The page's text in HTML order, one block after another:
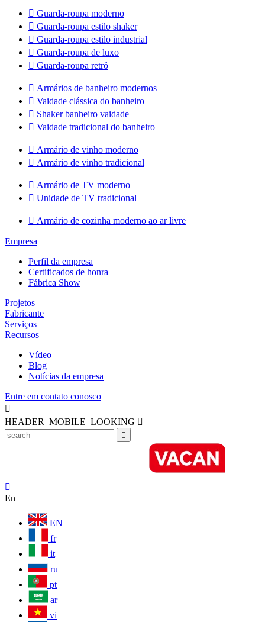
 Guarda-roupa moderno
 Guarda-roupa estilo shaker
 Guarda-roupa estilo industrial
 Guarda-roupa de luxo
 Guarda-roupa retrô
 Armários de banheiro modernos
 Vaidade clássica do banheiro
 Shaker banheiro vaidade
 Vaidade tradicional do banheiro
 Armário de vinho moderno
 Armário de vinho tradicional
 Armário de TV moderno
 Unidade de TV tradicional
 Armário de cozinha moderno ao ar livre
Empresa
Perfil da empresa
Certificados de honra
Fábrica Show
Projetos
Fabricante
Serviços
Recursos
Vídeo
Blog
Notícias da empresa
Entre em contato conosco

HEADER_MOBILE_LOOKING 


En
EN
fr
it
ru
pt
ar
vi